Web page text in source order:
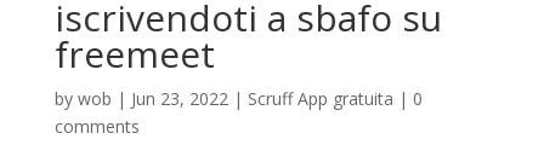
iscrivendoti a sbafo su
freemeet
by wob | Jun 23, 2022| Scruff App gratuita | 0
comments